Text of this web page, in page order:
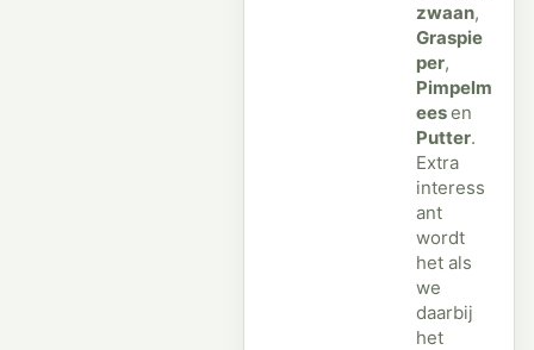
zwaan,
Graspie
per,
Pimpelm
eesen
Putter.
Extra
interess
ant
wordt
het als
we
daarbij
het